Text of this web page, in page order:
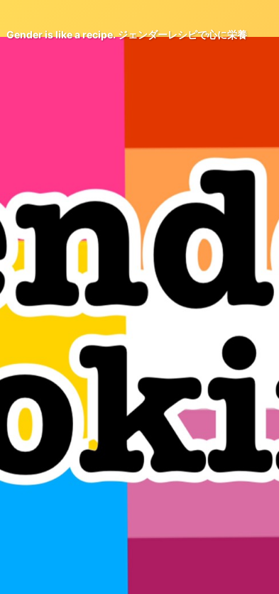
Gender is like a recipe. ジェンダーレシピで心に栄養